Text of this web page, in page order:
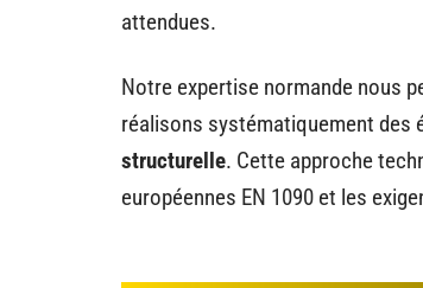
attendues.
Notre expertise normande nous
réalisons systématiquement des
structurelle. Cette approche
européennes EN 1090 et les